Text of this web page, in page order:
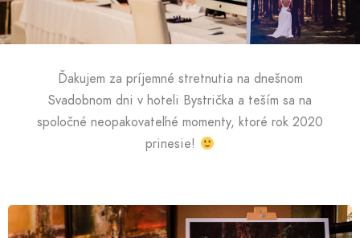
Ďakujem za príjemné stretnutia na dnešnom
Svadobnom dni v hoteli Bystrička a teším sa na
spoločné neopakovateľné momenty, ktoré rok 2020
prinesie!